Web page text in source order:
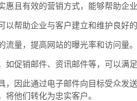
且有效的营销方式，能够帮助企
帮助企业与客户建立和维护良好的
量，提高网站的曝光率和访问量。
促销邮件、资讯邮件等，可以满
，因此通过电子邮件向目标受众发
他们转化为忠实客户。